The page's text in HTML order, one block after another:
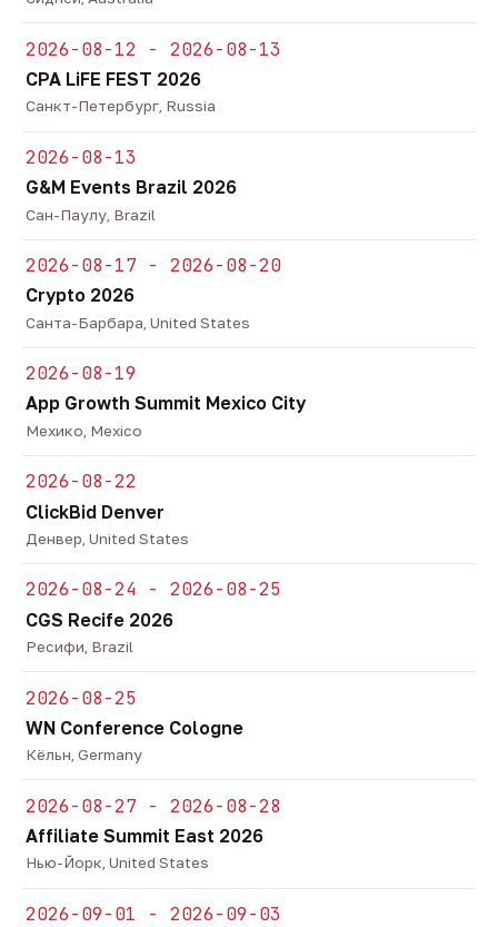
2026-08-12 - 2026-08-13
CPA LiFE FEST 2026
Санкт-Петербург, Russia
2026-08-13
G&M Events Brazil 2026
Сан-Паулу, Brazil
2026-08-17 - 2026-08-20
Crypto 2026
Санта-Барбара, United States
2026-08-19
App Growth Summit Mexico City
Мехико, Mexico
2026-08-22
ClickBid Denver
Денвер, United States
2026-08-24 - 2026-08-25
CGS Recife 2026
Ресифи, Brazil
2026-08-25
WN Conference Cologne
Кёльн, Germany
2026-08-27 - 2026-08-28
Affiliate Summit East 2026
Нью-Йорк, United States
2026-09-01 - 2026-09-03